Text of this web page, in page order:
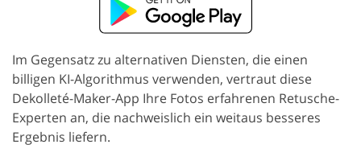
Im Gegensatz zu alternativen Diensten, die einen
billigen KI-Algorithmus verwenden, vertraut diese
Dekolleté-Maker-App Ihre Fotos erfahrenen Retusche-
Experten an, die nachweislich ein weitaus besseres
Ergebnis liefern.